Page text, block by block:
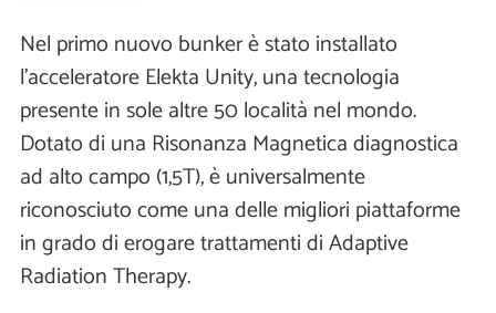
Nel primo nuovo bunker è stato installato
l'acceleratore Elekta Unity, una tecnologia
presente in sole altre 50 località nel mondo.
Dotato di una Risonanza Magnetica diagnostica
ad alto campo (1,5T), è universalmente
riconosciuto come una delle migliori piattaforme
in grado di erogare trattamenti di Adaptive
Radiation Therapy.